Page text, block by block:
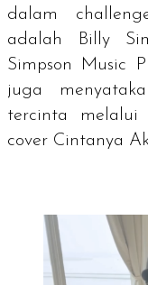
dalam
adalah Billy
Simpson Music
juga
tercinta
cover Cintanya